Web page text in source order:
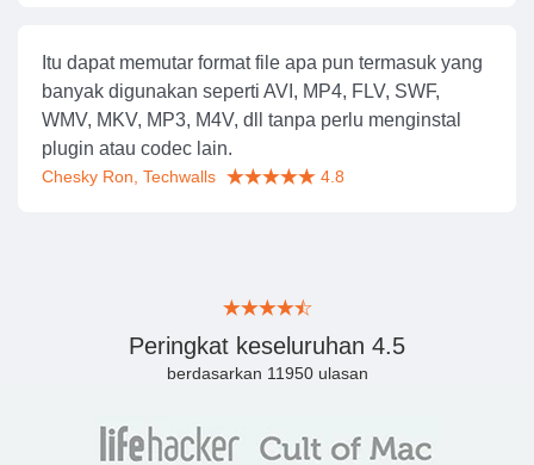
Itu dapat memutar format file apa pun termasuk yang
banyak digunakan seperti AVI, MP4, FLV, SWF,
WMV, MKV, MP3, M4V, dll tanpa perlu menginstal
plugin atau codec lain.
Chesky Ron, Techwalls 4.8
Peringkat keseluruhan 4.5
berdasarkan 11950ulasan